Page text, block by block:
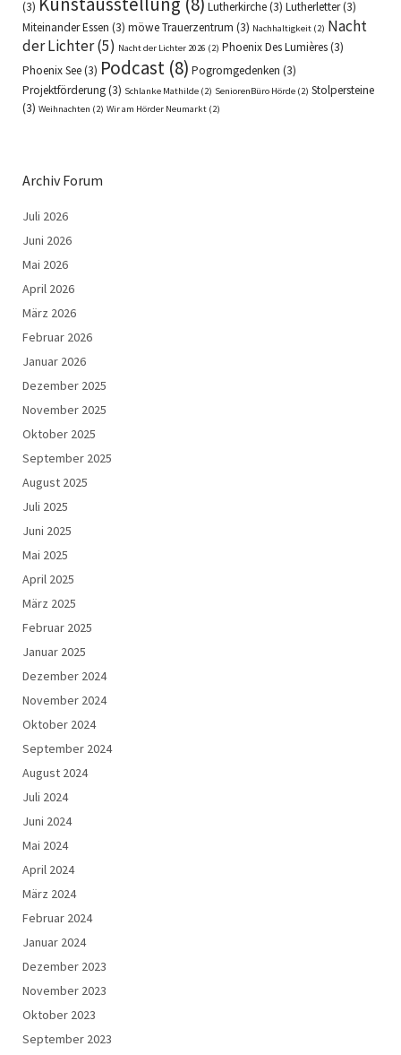
(3)
Lutherkirche(3) Lutherletter(3)
Miteinander Essen (3) möwe Trauerzentrum (3) Nachhaltigkeit (2) Nacht
der Lichter(5) Nacht der Lichter 2026 (2) Phoenix Des Lumières(3)
Phoenix See(3) Podcast (8) Pogromgedenken (3)
Projektförderung(3) Schlanke Mathilde (2) SeniorenBüro Hörde (2) Stolpersteine
(3) Weihnachten (2) Wir am Hörder Neumarkt (2)
Archiv Forum
Juli 2026
Juni 2026
Mai 2026
April 2026
März 2026
Februar 2026
Januar 2026
Dezember 2025
November 2025
Oktober 2025
September 2025
August 2025
Juli 2025
Juni 2025
Mai 2025
April 2025
März 2025
Februar 2025
Januar 2025
Dezember 2024
November 2024
Oktober 2024
September 2024
August 2024
Juli 2024
Juni 2024
Mai 2024
April 2024
März 2024
Februar 2024
Januar 2024
Dezember 2023
November 2023
Oktober 2023
September 2023